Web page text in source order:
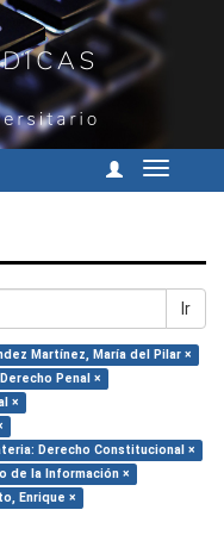
Cambiar
Ir
Martínez, María del Pilar ×
Penal ×
×
Derecho Constitucional ×
de la Información ×
Enrique ×